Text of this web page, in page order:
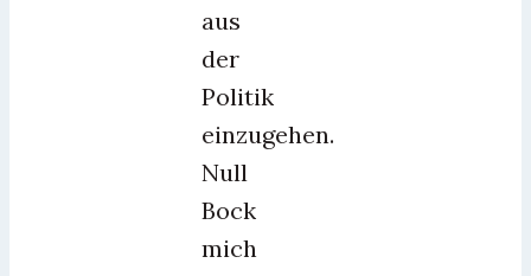
aus
der
Politik
einzugehen.
Null
Bock
mich